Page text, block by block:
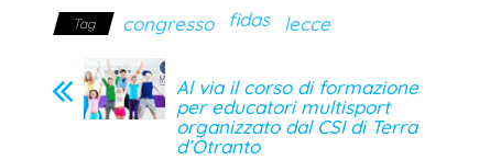
Tag congresso fidas lecce
Al via il corso di formazione
per educatori multisport
organizzato dal CSI di Terra
d’Otranto